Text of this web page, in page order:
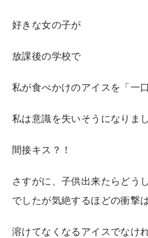
好きな女の子が
放課後の学校で
私が食べかけのアイスを「一
私は意識を失いそうになりまし
間接キス？！
さすがに、子供出来たらどう
でしたが気絶するほどの衝撃
溶けてなくなるアイスでなけ